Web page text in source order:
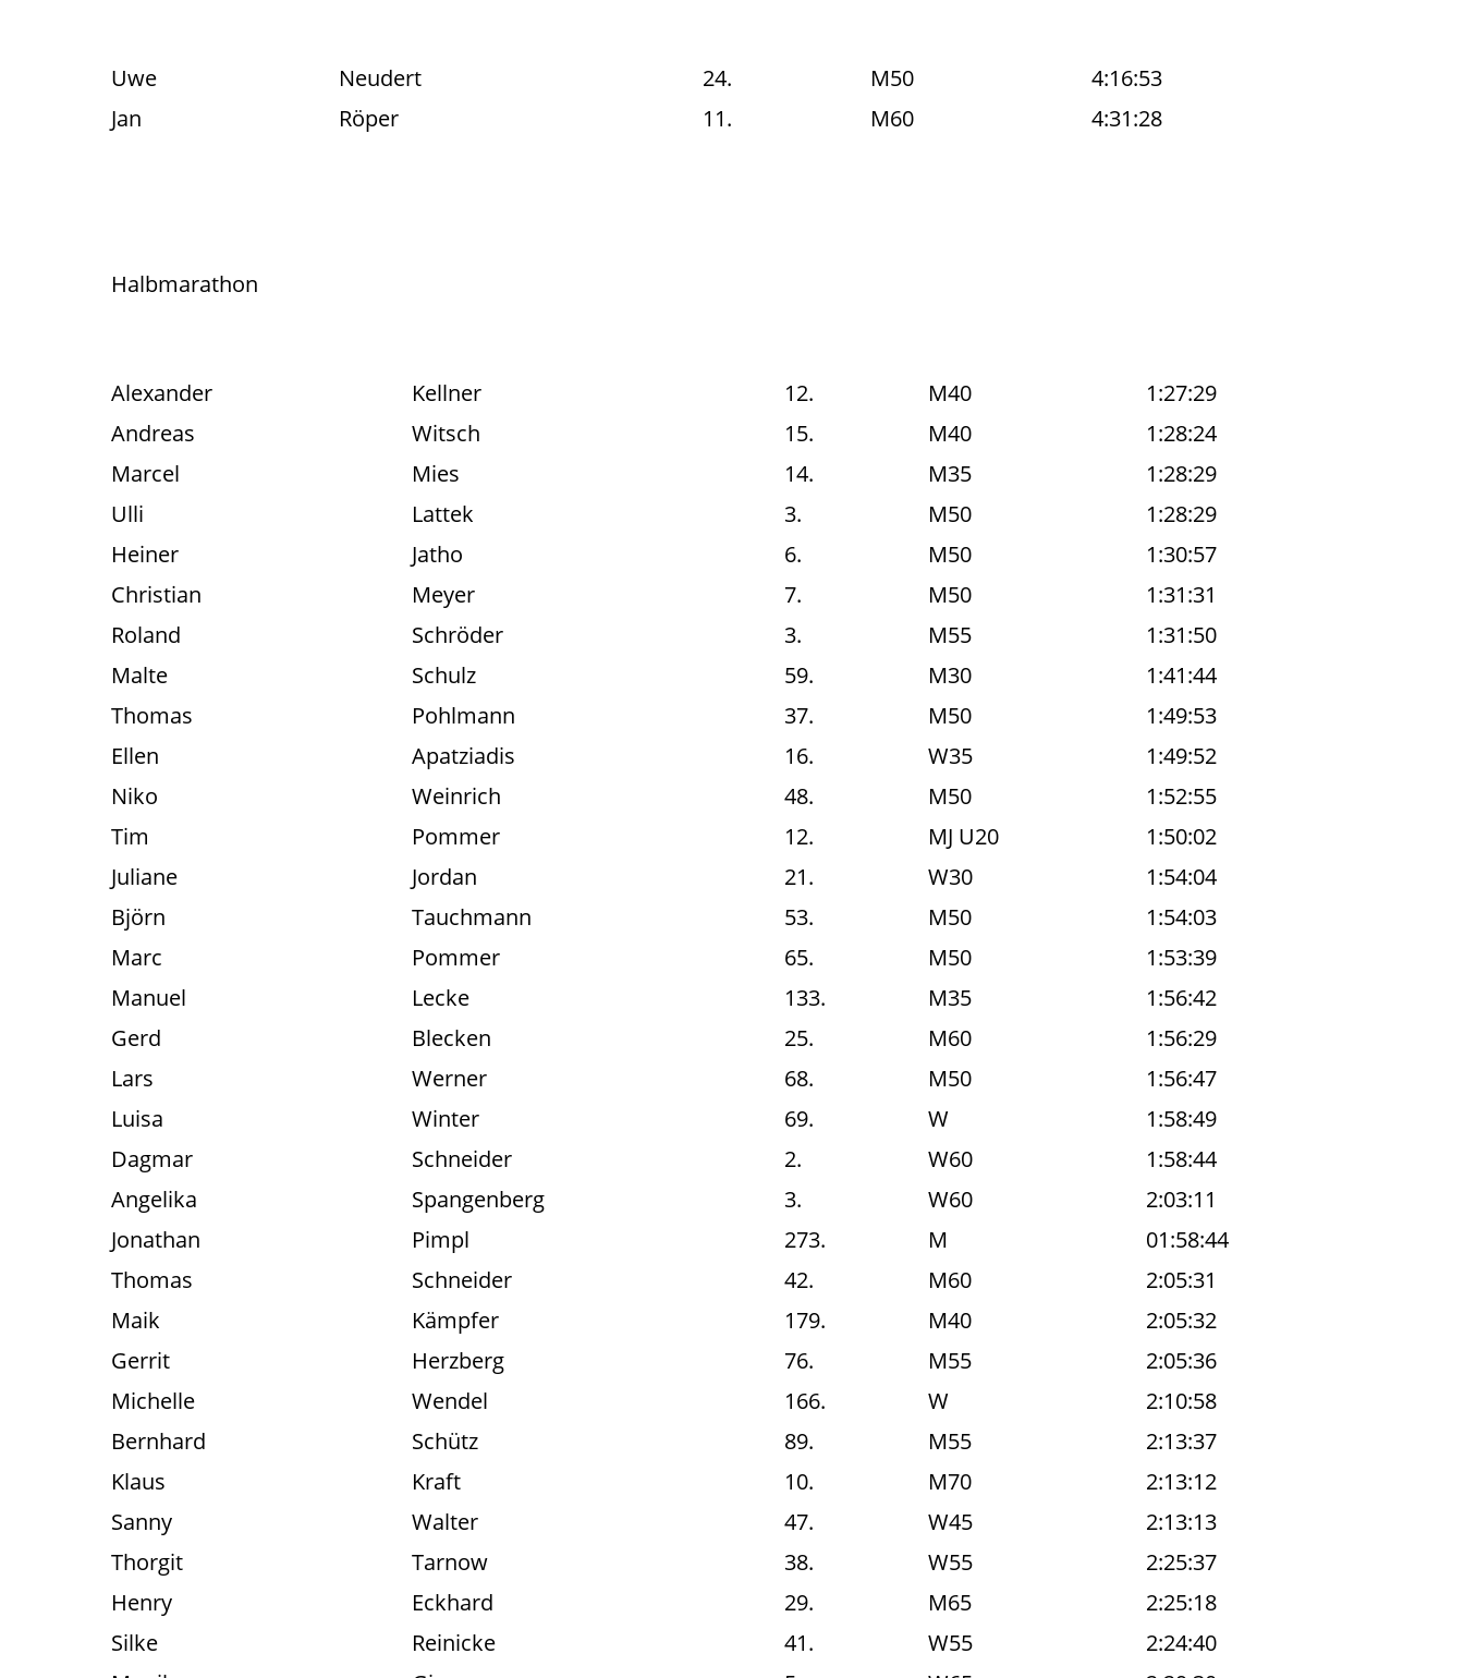
Uwe Neudert 24. M50
4:16:53
Jan
Röper 11. M60 4:31:28
Halbmarathon
Alexander Kellner 12. M40
1:27:29
Andreas
Witsch 15. M40
1:28:24
Marcel
Mies 14. M35
1:28:29
Ulli
Lattek 3. M50
1:28:29
Heiner
Jatho 6. M50
1:30:57
Christian
Meyer 7. M50
1:31:31
Roland
Schröder 3. M55
1:31:50
Malte
Schulz 59. M30
1:41:44
Thomas
Pohlmann 37. M50
1:49:53
Ellen
Apatziadis 16. W35
1:49:52
Niko
Weinrich 48. M50
1:52:55
Tim
Pommer 12. MJ U20
1:50:02
Juliane
Jordan 21. W30
1:54:04
Björn
Tauchmann 53. M50
1:54:03
Marc
Pommer 65. M50
1:53:39
Manuel
Lecke 133. M35
1:56:42
Gerd
Blecken 25. M60
1:56:29
Lars
Werner 68. M50
1:56:47
Luisa
Winter 69. W
1:58:49
Dagmar
Schneider 2. W60
1:58:44
Angelika
Spangenberg 3. W60
2:03:11
Jonathan
Pimpl 273. M
01:58:44
Thomas
Schneider 42. M60
2:05:31
Maik
Kämpfer 179. M40
2:05:32
Gerrit
Herzberg 76. M55
2:05:36
Michelle
Wendel 166. W
2:10:58
Bernhard
Schütz 89. M55
2:13:37
Klaus
Kraft 10. M70
2:13:12
Sanny
Walter 47. W45
2:13:13
Thorgit
Tarnow 38. W55
2:25:37
Henry
Eckhard 29. M65
2:25:18
Silke
Reinicke 41. W55
2:24:40